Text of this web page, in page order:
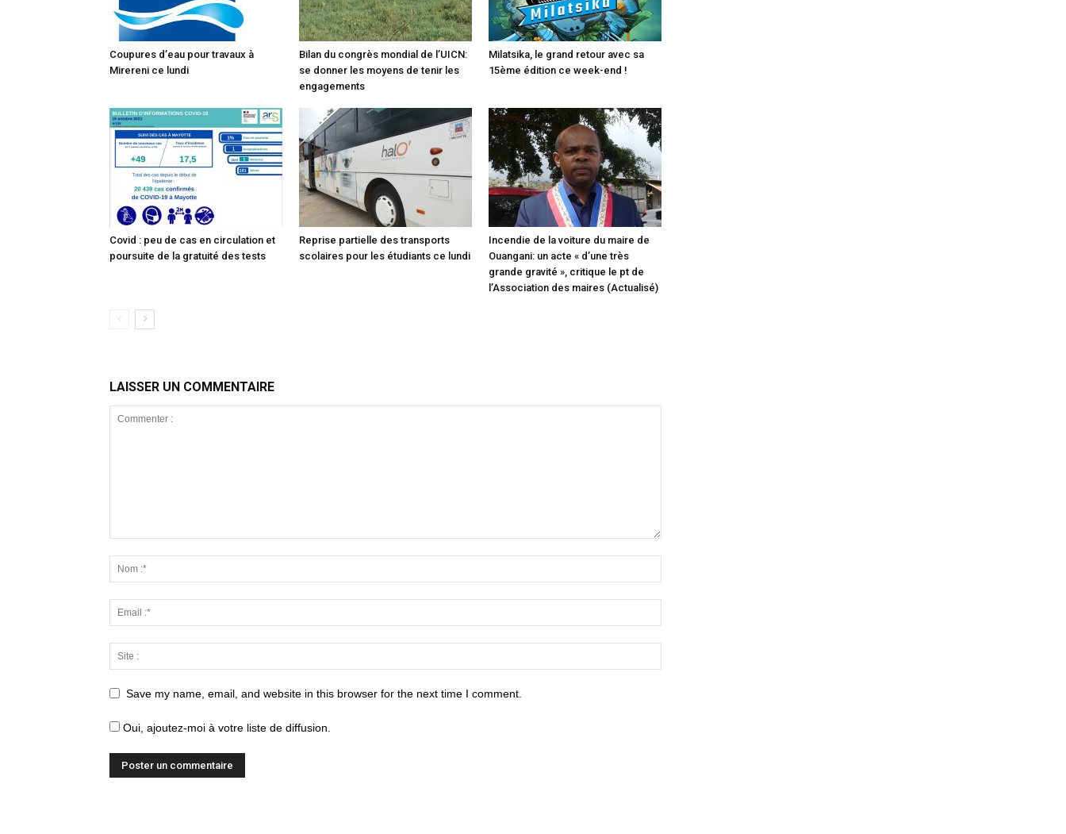
Coupures d’eau pour travaux à
Mirereni ce lundi
Bilan du congrès mondial de l’UICN:
se donner les moyens de tenir les
engagements
Milatsika, le grand retour avec sa
15ème édition ce week-end !
Covid : peu de cas en circulation et
poursuite de la gratuité des tests
Reprise partielle des transports
scolaires pour les étudiants ce lundi
Incendie de la voiture du maire de
Ouangani: un acte « d’une très
grande gravité », critique le pt de
l’Association des maires (Actualisé)
LAISSER UN COMMENTAIRE
Save my name, email, and website in this browser for the next time I comment.
Oui, ajoutez-moi à votre liste de diffusion.